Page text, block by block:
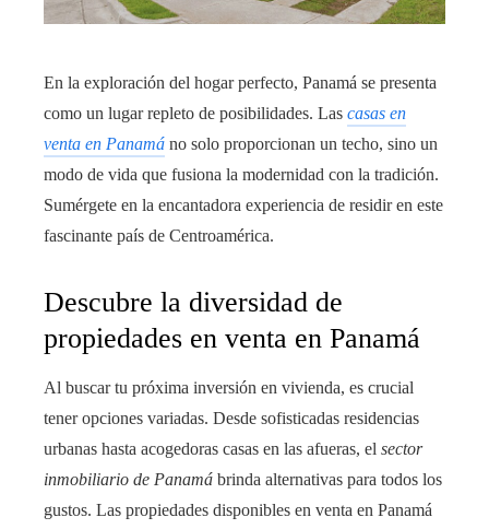
En la exploración del hogar perfecto, Panamá se presenta
como un lugar repleto de posibilidades. Las casas en
venta en Panamá no solo proporcionan un techo, sino un
modo de vida que fusiona la modernidad con la tradición.
Sumérgete en la encantadora experiencia de residir en este
fascinante país de Centroamérica.
Descubre la diversidad de
propiedades en venta en Panamá
Al buscar tu próxima inversión en vivienda, es crucial
tener opciones variadas. Desde sofisticadas residencias
urbanas hasta acogedoras casas en las afueras, el sector
inmobiliario de Panamá brinda alternativas para todos los
gustos. Las propiedades disponibles en venta en Panamá